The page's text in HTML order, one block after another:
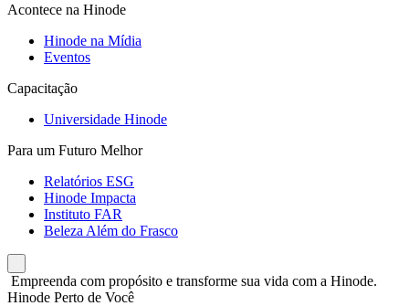
Acontece na Hinode
Hinode na Mídia
Eventos
Capacitação
Universidade Hinode
Para um Futuro Melhor
Relatórios ESG
Hinode Impacta
Instituto FAR
Beleza Além do Frasco
Empreenda com propósito e transforme sua vida com a Hinode.
Hinode Perto de Você